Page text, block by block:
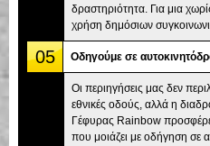
δραστηριότητα. Για μια
χρήση δημόσιων
05 Οδηγούμε σε
Οι περιηγήσεις μας δεν
εθνικές οδούς, αλλά η
Γέφυρας Rainbow
που μοιάζει με οδήγηση σε